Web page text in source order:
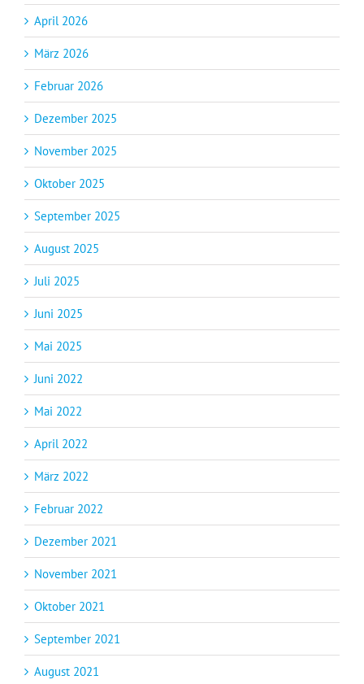
April 2026
März 2026
Februar 2026
Dezember 2025
November 2025
Oktober 2025
September 2025
August 2025
Juli 2025
Juni 2025
Mai 2025
Juni 2022
Mai 2022
April 2022
März 2022
Februar 2022
Dezember 2021
November 2021
Oktober 2021
September 2021
August 2021